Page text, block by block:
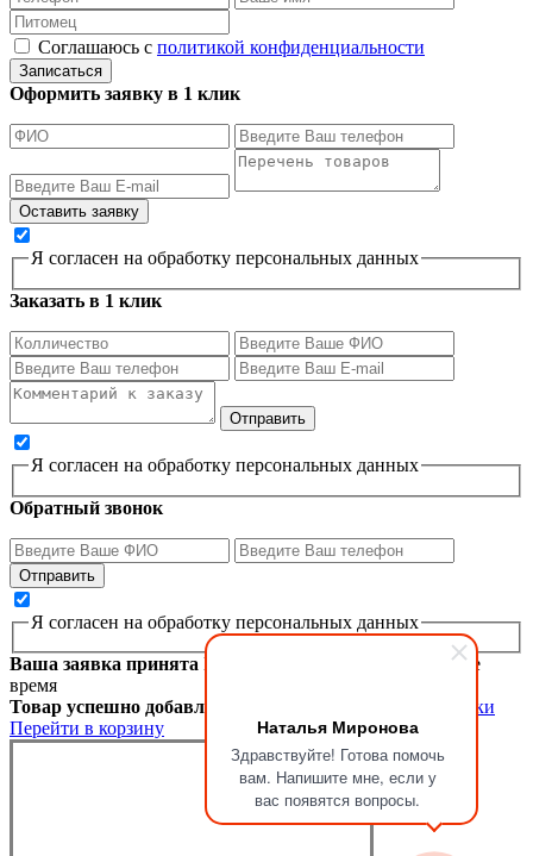
Наталья Миронова
Здравствуйте! Готова помочь
вам. Напишите мне, если у
вас появятся вопросы.
Соглашаюсь с политикой конфиденциальности
Записаться
Оформить заявку в 1 клик
Я согласен на обработку персональных данных
Заказать в 1 клик
Я согласен на обработку персональных данных
Обратный звонок
Я согласен на обработку персональных данных
Ваша заявка принята Мы перезвоним вам в ближайшее
время
Товар успешно добавлен в корзину
Продолжить покупки
Перейти в корзину